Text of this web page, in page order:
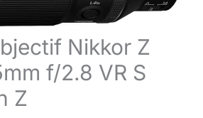
Nikkor Z
f/2.8 VR S
Z